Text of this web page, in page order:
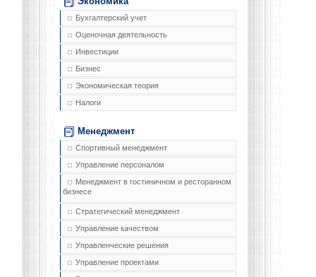
Бухгалтерский учет
Оценочная деятельность
Инвестиции
Бизнес
Экономическая теория
Налоги
Менеджмент
Спортивный менеджмент
Управление персоналом
Менеджмент в гостиничном и ресторанном
бизнесе
Стратегический менеджмент
Управление качеством
Управленческие решения
Управление проектами